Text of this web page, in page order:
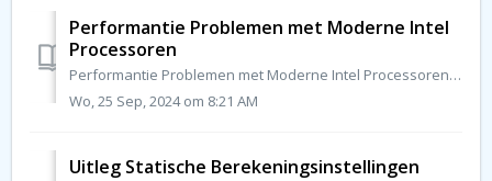
Performantie Problemen met Moderne Intel
Processoren
Performantie Problemen met Moderne Intel Processoren RFEM rekent langzamer op mijn nieuwe computer dan op de oude. Wat kan de oorzaak zijn en hoe kan ik di...
Wo, 25 Sep, 2024 om 8:21 AM
Uitleg Statische Berekeningsinstellingen